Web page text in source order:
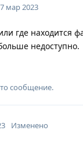
7 мар 2023
где находится
недоступно.
сообщение.
Изменено